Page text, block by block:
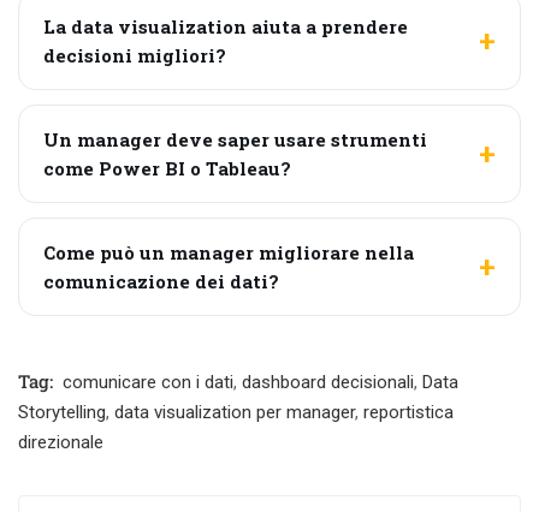
La data visualization aiuta a prendere
decisioni migliori?
Un manager deve saper usare strumenti
come Power BI o Tableau?
Come può un manager migliorare nella
comunicazione dei dati?
Tag: comunicare con i dati, dashboard decisionali, Data
Storytelling, data visualization per manager, reportistica
direzionale